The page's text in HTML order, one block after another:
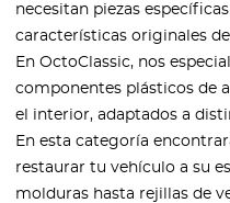
necesitan piezas
características originales
En OctoClassic, nos
componentes plásticos de
el interior, adaptados a
En esta categoría
restaurar tu vehículo a su
molduras hasta rejillas de